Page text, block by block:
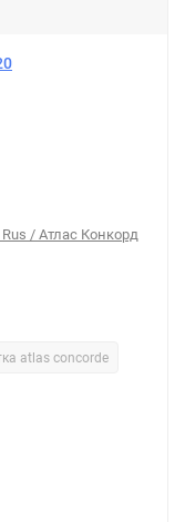
/ Атлас Конкорд
atlas concorde